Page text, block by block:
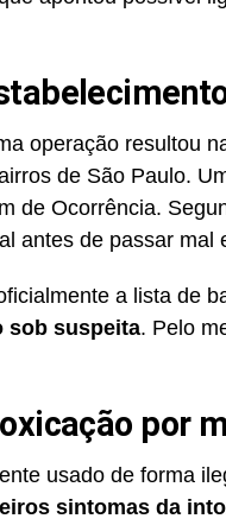
operação resultou
de São Paulo.
de Ocorrência.
antes de passar mal
a lista de
sob suspeita. Pelo
por
usado de forma
sintomas da